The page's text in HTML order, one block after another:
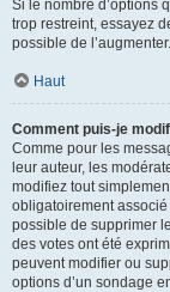
Si le nombre d’options
trop restreint, essayez
possible de l’augmenter.
Haut
Comment puis-je
Comme pour les
leur auteur, les
modifiez tout
obligatoirement associé
possible de supprimer
des votes ont été
peuvent modifier ou
options d’un sondage